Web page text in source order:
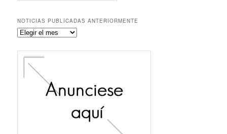
NOTICIAS PUBLICADAS ANTERIORMENTE
Noticias
anteriormente